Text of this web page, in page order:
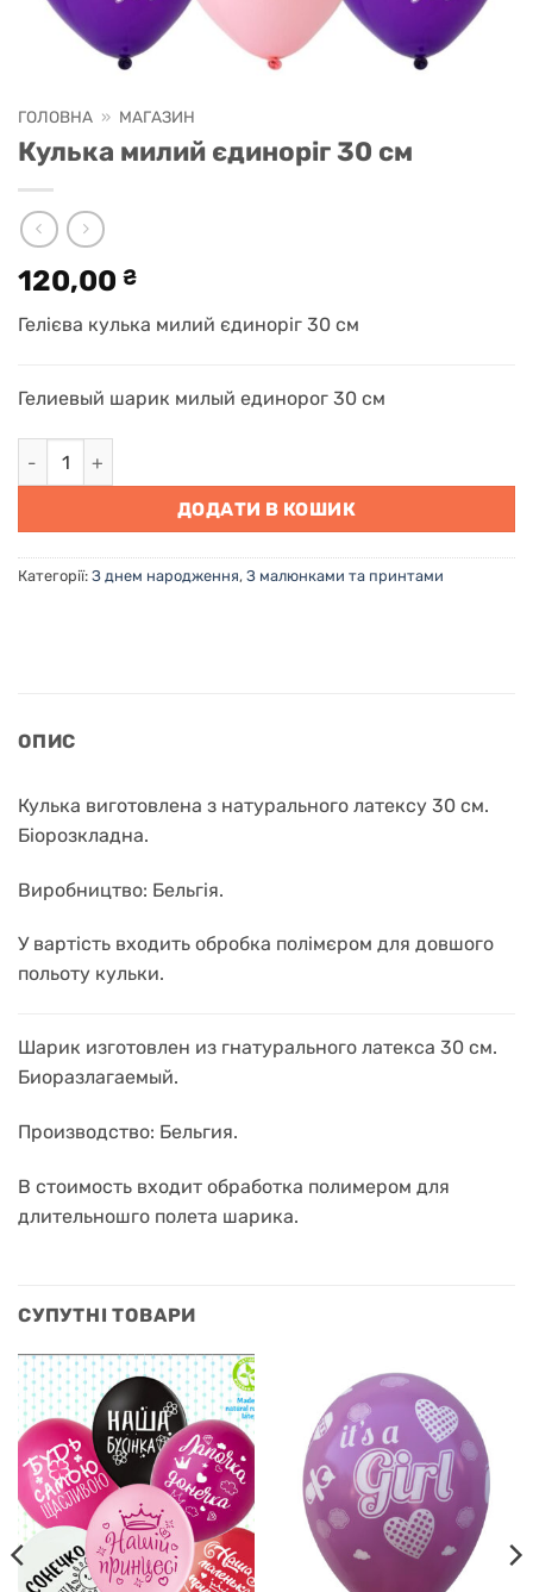
ГОЛОВНА » МАГАЗИН
Кулька милий єдиноріг 30 см
120,00 ₴
Гелієва кулька милий єдиноріг 30 см
Гелиевый шарик милый единорог 30 см
Кулька милий єдиноріг 30 см кількість
ДОДАТИ В КОШИК
Категорії: З днем народження, З малюнками та принтами
ОПИС
Кулька виготовлена з натурального латексу 30 см.
Біорозкладна.
Виробництво: Бельгія.
У вартість входить обробка полімєром для довшого
польоту кульки.
Шарик изготовлен из гнатурального латекса 30 см.
Биоразлагаемый.
Производство: Бельгия.
В стоимость входит обработка полимером для
длительношго полета шарика.
СУПУТНІ ТОВАРИ